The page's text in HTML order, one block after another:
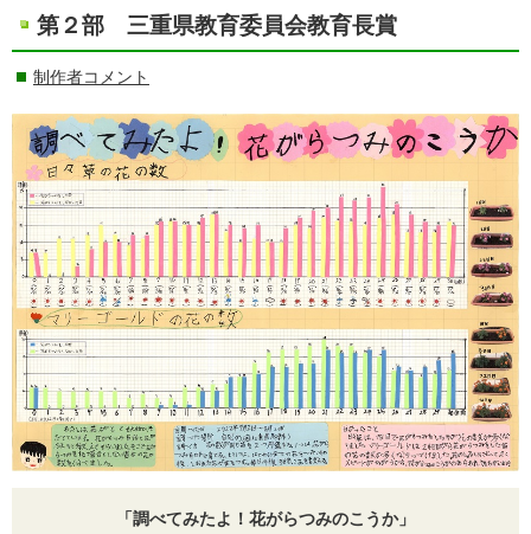
第２部 三重県教育委員会教育長賞
制作者コメント
「調べてみたよ！花がらつみのこうか」